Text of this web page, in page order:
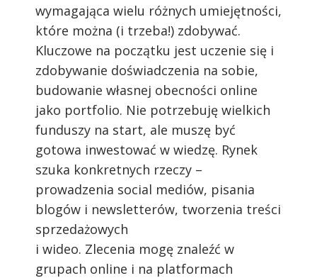
wymagająca wielu różnych umiejętności,
które można (i trzeba!) zdobywać.
Kluczowe na początku jest uczenie się i
zdobywanie doświadczenia na sobie,
budowanie własnej obecności online
jako portfolio. Nie potrzebuję wielkich
funduszy na start, ale muszę być
gotowa inwestować w wiedzę. Rynek
szuka konkretnych rzeczy –
prowadzenia social mediów, pisania
blogów i newsletterów, tworzenia treści
sprzedażowych
i wideo. Zlecenia mogę znaleźć w
grupach online i na platformach